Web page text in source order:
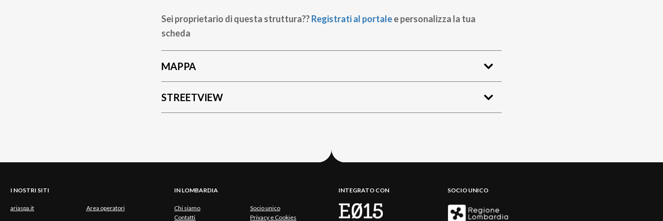
Sei proprietario di questa struttura??Registrati al portalee personalizza la tua
scheda
MAPPA
STREETVIEW
I NOSTRI SITI
ariaspa.it Area operatori
IN LOMBARDIA
Chi siamo
Socio unico
Contatti
Privacy e Cookies
INTEGRATO CON SOCIO UNICO